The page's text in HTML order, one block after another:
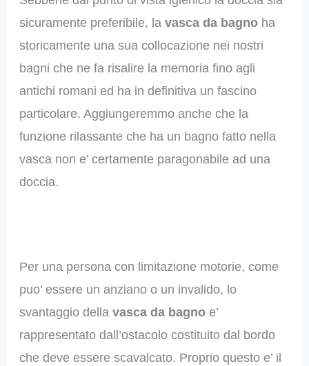
sicuramente preferibile, la vasca da bagnoha
storicamente una sua collocazione nei nostri
bagni che ne fa risalire la memoria fino agli
antichi romani ed ha in definitiva un fascino
particolare. Aggiungeremmo anche che la
funzione rilassante che ha un bagno fatto nella
vasca non e’ certamente paragonabile ad una
doccia.
Per una persona con limitazione motorie, come
puo’ essere un anziano o un invalido, lo
svantaggio della vasca da bagnoe’
rappresentato dall’ostacolo costituito dal bordo
che deve essere scavalcato. Proprio questo e’ il